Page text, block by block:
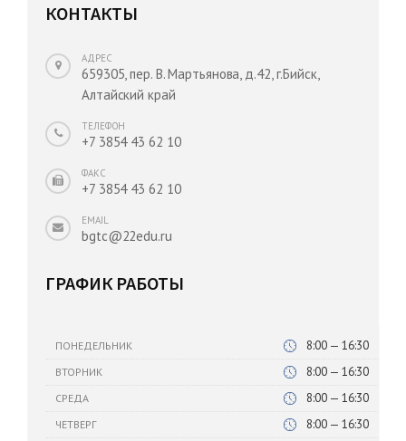
КОНТАКТЫ
АДРЕС
659305, пер. В. Мартьянова, д.42, г.Бийск,
Алтайский край
ТЕЛЕФОН
+7 3854 43 62 10
ФАКС
+7 3854 43 62 10
EMAIL
bgtc@22edu.ru
ГРАФИК РАБОТЫ
ПОНЕДЕЛЬНИК 8:00 — 16:30
ВТОРНИК 8:00 — 16:30
СРЕДА 8:00 — 16:30
ЧЕТВЕРГ 8:00 — 16:30